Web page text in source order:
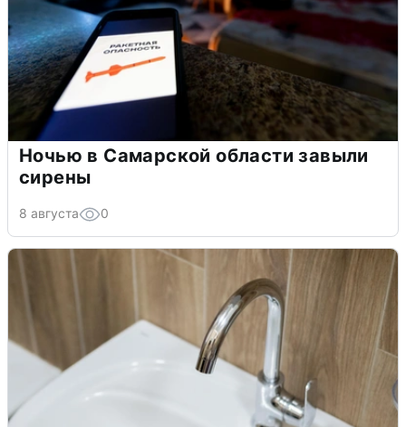
Ночью в Самарской области завыли
сирены
8 августа 0